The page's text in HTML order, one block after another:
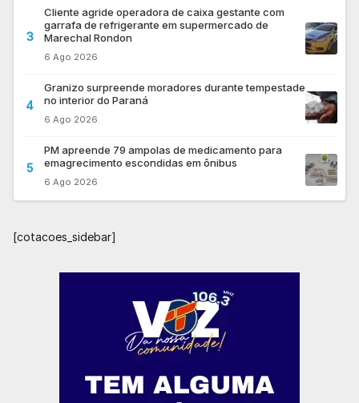
3
Cliente agride operadora de caixa gestante com
garrafa de refrigerante em supermercado de
Marechal Rondon
6 Ago 2026
4
Granizo surpreende moradores durante tempestade
no interior do Paraná
6 Ago 2026
5
PM apreende 79 ampolas de medicamento para
emagrecimento escondidas em ônibus
6 Ago 2026
[cotacoes_sidebar]